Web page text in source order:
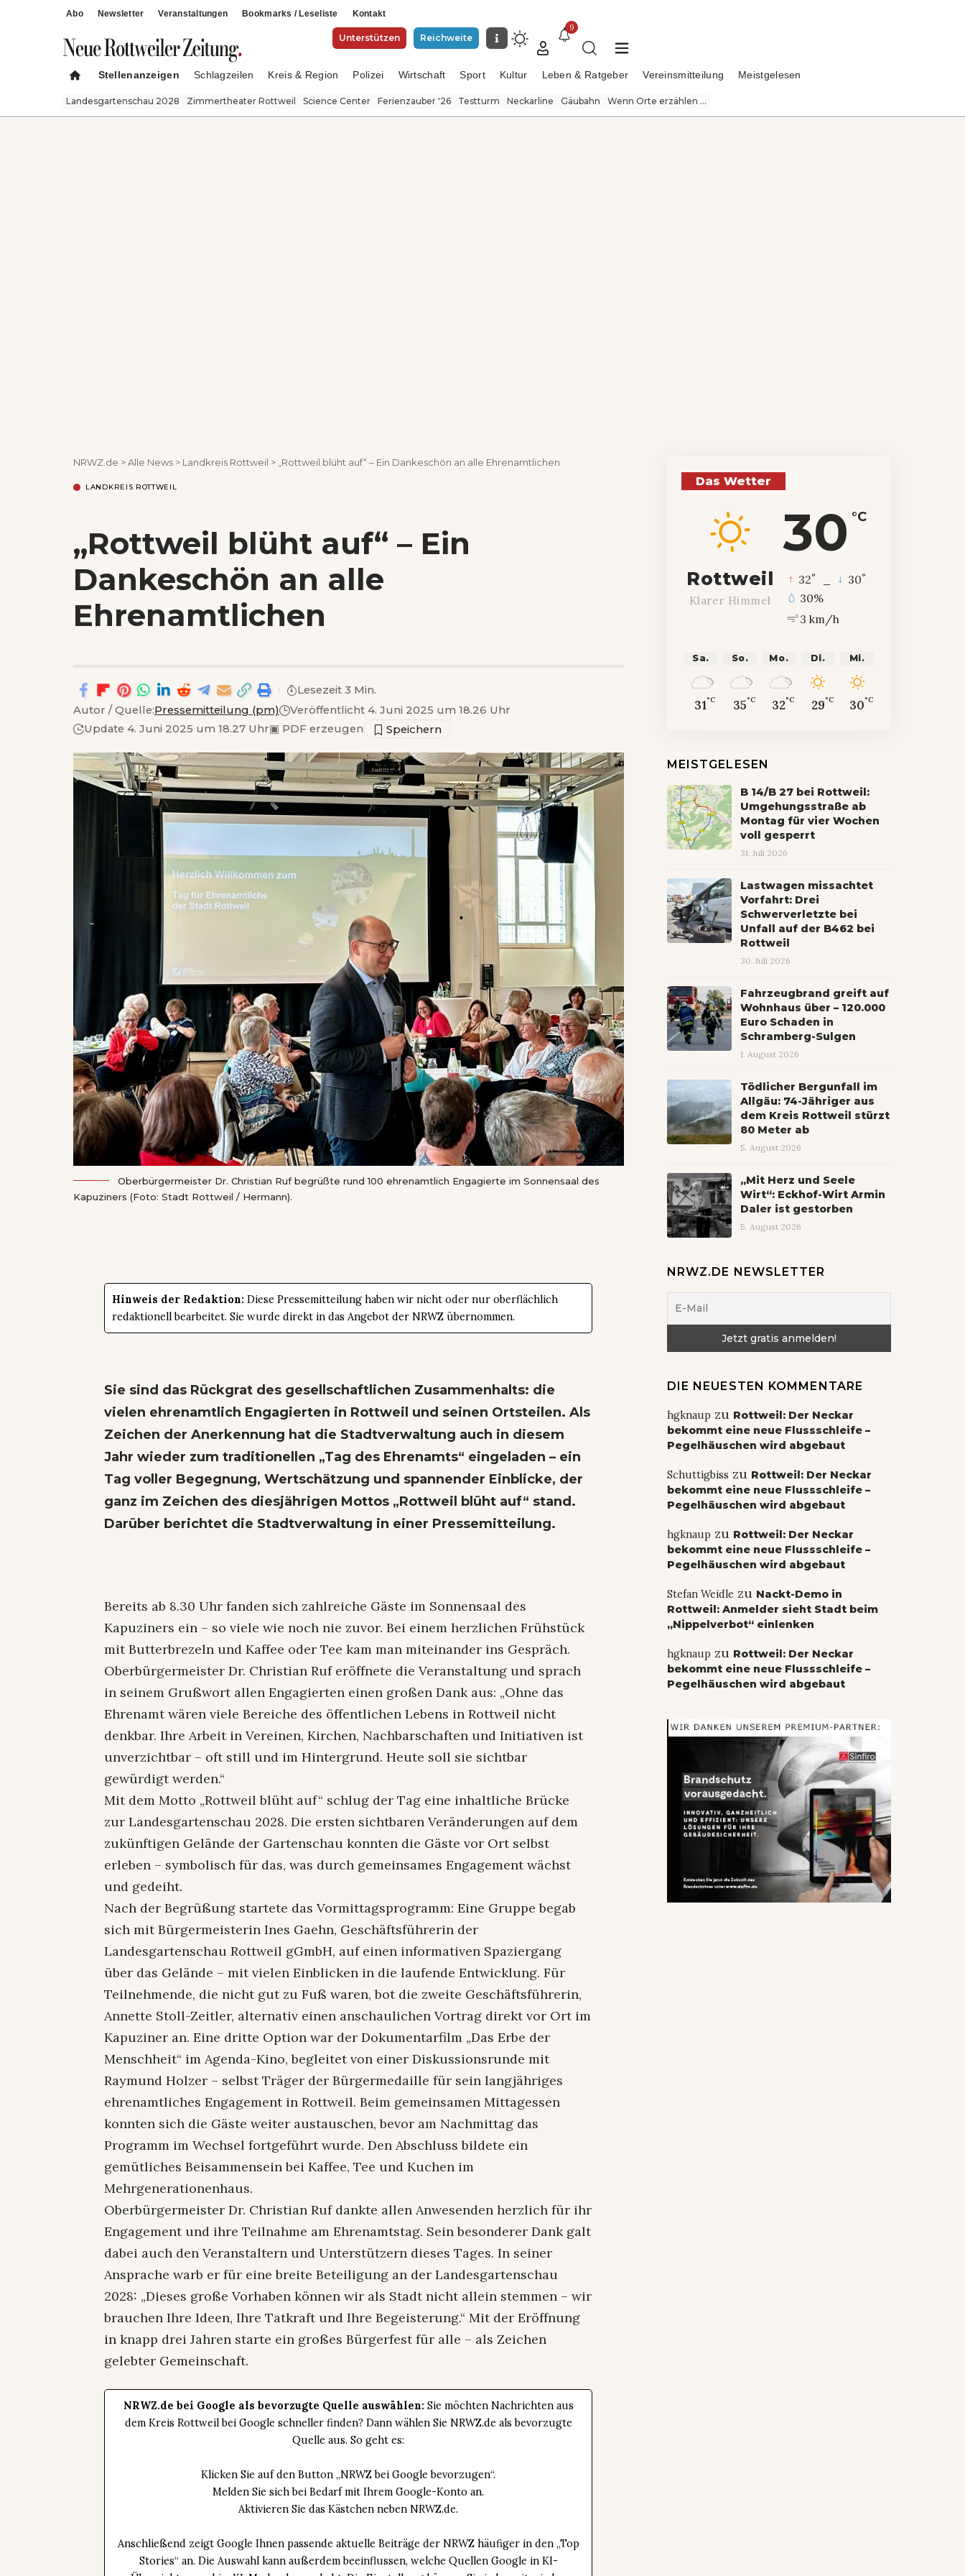
Abo Newsletter Veranstaltungen Bookmarks / Leseliste Kontakt
Unterstützen Reichweite
9
Stellenanzeigen Schlagzeilen Kreis & Region Polizei Wirtschaft Sport Kultur Leben & Ratgeber Vereinsmitteilung Meistgelesen
Landesgartenschau 2028 Zimmertheater Rottweil Science Center Ferienzauber '26 Testturm Neckarline Gäubahn Wenn Orte erzählen ...
NRWZ.de >Alle News > Landkreis Rottweil > „Rottweil blüht auf“ – Ein Dankeschön an alle Ehrenamtlichen
LANDKREIS ROTTWEIL
„Rottweil blüht auf“ – Ein
Dankeschön an alle
Ehrenamtlichen
Autor / Quelle:Pressemitteilung (pm)
Veröffentlicht 4. Juni 2025 um 18.26 Uhr
Update 4. Juni 2025 um 18.27 Uhr▣ PDF erzeugen
Lesezeit 3 Min.
Oberbürgermeister Dr. Christian Ruf begrüßte rund 100 ehrenamtlich Engagierte im Sonnensaal des
Kapuziners (Foto: Stadt Rottweil / Hermann).
Hinweis der Redaktion: Diese Pressemitteilung haben wir nicht oder nur oberflächlich
redaktionell bearbeitet. Sie wurde direkt in das Angebot der NRWZ übernommen.
Sie sind das Rückgrat des gesellschaftlichen Zusammenhalts: die
vielen ehrenamtlich Engagierten in Rottweil und seinen Ortsteilen. Als
Zeichen der Anerkennung hat die Stadtverwaltung auch in diesem
Jahr wieder zum traditionellen „Tag des Ehrenamts“ eingeladen – ein
Tag voller Begegnung, Wertschätzung und spannender Einblicke, der
ganz im Zeichen des diesjährigen Mottos „Rottweil blüht auf“ stand.
Darüber berichtet die Stadtverwaltung in einer Pressemitteilung.
Bereits ab 8.30 Uhr fanden sich zahlreiche Gäste im Sonnensaal des
Kapuziners ein – so viele wie noch nie zuvor. Bei einem herzlichen Frühstück
mit Butterbrezeln und Kaffee oder Tee kam man miteinander ins Gespräch.
Oberbürgermeister Dr. Christian Ruf eröffnete die Veranstaltung und sprach
in seinem Grußwort allen Engagierten einen großen Dank aus: „Ohne das
Ehrenamt wären viele Bereiche des öffentlichen Lebens in Rottweil nicht
denkbar. Ihre Arbeit in Vereinen, Kirchen, Nachbarschaften und Initiativen ist
unverzichtbar – oft still und im Hintergrund. Heute soll sie sichtbar
gewürdigt werden.“
Mit dem Motto „Rottweil blüht auf“ schlug der Tag eine inhaltliche Brücke
zur Landesgartenschau 2028. Die ersten sichtbaren Veränderungen auf dem
zukünftigen Gelände der Gartenschau konnten die Gäste vor Ort selbst
erleben – symbolisch für das, was durch gemeinsames Engagement wächst
und gedeiht.
Nach der Begrüßung startete das Vormittagsprogramm: Eine Gruppe begab
sich mit Bürgermeisterin Ines Gaehn, Geschäftsführerin der
Landesgartenschau Rottweil gGmbH, auf einen informativen Spaziergang
über das Gelände – mit vielen Einblicken in die laufende Entwicklung. Für
Teilnehmende, die nicht gut zu Fuß waren, bot die zweite Geschäftsführerin,
Annette Stoll-Zeitler, alternativ einen anschaulichen Vortrag direkt vor Ort im
Kapuziner an. Eine dritte Option war der Dokumentarfilm „Das Erbe der
Menschheit“ im Agenda-Kino, begleitet von einer Diskussionsrunde mit
Raymund Holzer – selbst Träger der Bürgermedaille für sein langjähriges
ehrenamtliches Engagement in Rottweil. Beim gemeinsamen Mittagessen
konnten sich die Gäste weiter austauschen, bevor am Nachmittag das
Programm im Wechsel fortgeführt wurde. Den Abschluss bildete ein
gemütliches Beisammensein bei Kaffee, Tee und Kuchen im
Mehrgenerationenhaus.
Oberbürgermeister Dr. Christian Ruf dankte allen Anwesenden herzlich für ihr
Engagement und ihre Teilnahme am Ehrenamtstag. Sein besonderer Dank galt
dabei auch den Veranstaltern und Unterstützern dieses Tages. In seiner
Ansprache warb er für eine breite Beteiligung an der Landesgartenschau
2028: „Dieses große Vorhaben können wir als Stadt nicht allein stemmen – wir
brauchen Ihre Ideen, Ihre Tatkraft und Ihre Begeisterung.“ Mit der Eröffnung
in knapp drei Jahren starte ein großes Bürgerfest für alle – als Zeichen
gelebter Gemeinschaft.
NRWZ.de bei Google als bevorzugte Quelle auswählen: Sie möchten Nachrichten aus
dem Kreis Rottweil bei Google schneller finden? Dann wählen Sie NRWZ.de als bevorzugte
Quelle aus. So geht es:
Klicken Sie auf den Button „NRWZ bei Google bevorzugen“.
Melden Sie sich bei Bedarf mit Ihrem Google-Konto an.
Aktivieren Sie das Kästchen neben NRWZ.de.
Anschließend zeigt Google Ihnen passende aktuelle Beiträge der NRWZ häufiger in den „Top
Stories“ an. Die Auswahl kann außerdem beeinflussen, welche Quellen Google in KI-
Das Wetter
30 °C
Rottweil
Klarer Himmel
32° 30°
30%
3 km/h
Sa.
31°C
So.
35°C
Mo.
32°C
Di.
29°C
Mi.
30°C
MEISTGELESEN
B 14/B 27 bei Rottweil:
Umgehungsstraße ab
Montag für vier Wochen
voll gesperrt
31. Juli 2026
Lastwagen missachtet
Vorfahrt: Drei
Schwerverletzte bei
Unfall auf der B462 bei
Rottweil
30. Juli 2026
Fahrzeugbrand greift auf
Wohnhaus über – 120.000
Euro Schaden in
Schramberg-Sulgen
1. August 2026
Tödlicher Bergunfall im
Allgäu: 74-Jähriger aus
dem Kreis Rottweil stürzt
80 Meter ab
5. August 2026
„Mit Herz und Seele
Wirt“: Eckhof-Wirt Armin
Daler ist gestorben
5. August 2026
NRWZ.DE NEWSLETTER
DIE NEUESTEN KOMMENTARE
hgknaupzu Rottweil: Der Neckar
bekommt eine neue Flussschleife –
Pegelhäuschen wird abgebaut
Schuttigbiss zu Rottweil: Der Neckar
bekommt eine neue Flussschleife –
Pegelhäuschen wird abgebaut
hgknaupzu Rottweil: Der Neckar
bekommt eine neue Flussschleife –
Pegelhäuschen wird abgebaut
Stefan Weidle zu Nackt-Demo in
Rottweil: Anmelder sieht Stadt beim
„Nippelverbot“ einlenken
hgknaupzu Rottweil: Der Neckar
bekommt eine neue Flussschleife –
Pegelhäuschen wird abgebaut